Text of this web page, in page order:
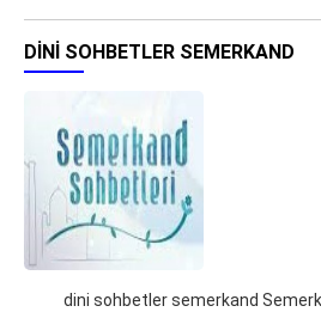
DINI SOHBETLER SEMERKAND
dini sohbetler semerkand